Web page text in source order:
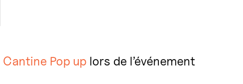
Cantine Pop uplors de l’événement